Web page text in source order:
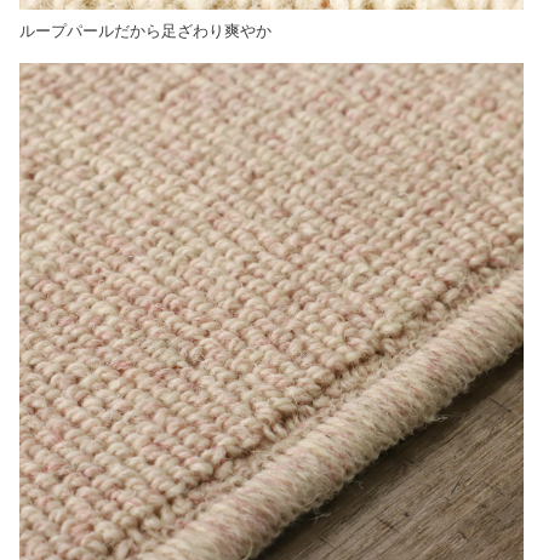
ループパールだから足ざわり爽やか